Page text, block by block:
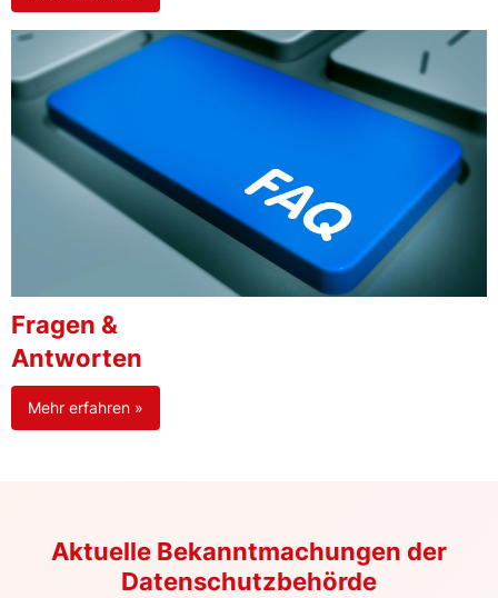
Fragen &
Antworten
Mehr erfahren »
Aktuelle Bekanntmachungen der
Datenschutzbehörde